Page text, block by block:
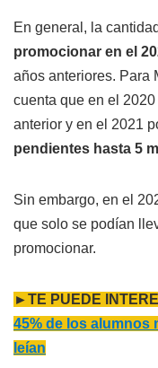
En general, la
promocionar en el
años anteriores. Para
cuenta que en el
anterior y en el 2021
pendientes hasta 5
Sin embargo, en el
que solo se podían
promocionar.
►TE PUEDE
45% de los alumnos
leían